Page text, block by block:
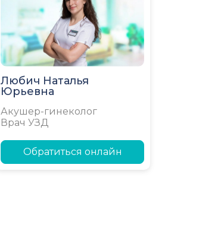
Любич Наталья
Юрьевна
Акушер-гинеколог
Врач УЗД
Обратиться онлайн